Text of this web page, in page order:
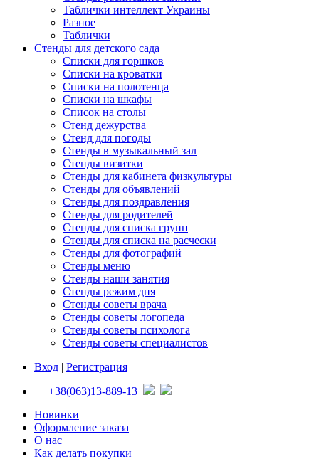
Таблички интеллект Украины
Разное
Таблички
Стенды для детского сада
Списки для горшков
Списки на кроватки
Списки на полотенца
Списки на шкафы
Список на столы
Стенд дежурства
Стенд для погоды
Стенды в музыкальный зал
Стенды визитки
Стенды для кабинета физкультуры
Стенды для объявлений
Стенды для поздравления
Стенды для родителей
Стенды для списка групп
Стенды для списка на расчески
Стенды для фотографий
Стенды меню
Стенды наши занятия
Стенды режим дня
Стенды советы врача
Стенды советы логопеда
Стенды советы психолога
Стенды советы специалистов
Вход | Регистрация
+38(063)13-889-13
Новинки
Оформление заказа
О нас
Как делать покупки